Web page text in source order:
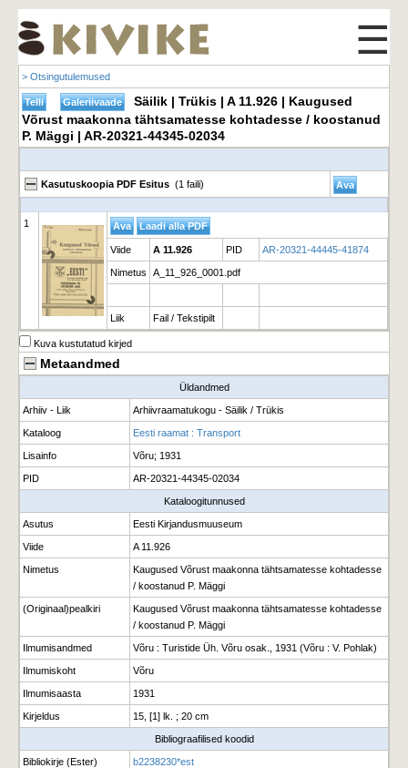
☰
> Otsingutulemused
Säilik | Trükis | A 11.926 | Kaugused
Võrust maakonna tähtsamatesse kohtadesse / koostanud
P. Mäggi | AR-20321-44345-02034
Kasutuskoopia PDF Esitus (1 faili)
1
Viide A 11.926 PID AR-20321-44445-41874
Nimetus A_11_926_0001.pdf
Liik Fail / Tekstipilt
Kuva kustutatud kirjed
Metaandmed
Üldandmed
Arhiiv - Liik Arhiivraamatukogu - Säilik / Trükis
Kataloog Eesti raamat : Transport
Lisainfo Võru; 1931
PID AR-20321-44345-02034
Kataloogitunnused
Asutus Eesti Kirjandusmuuseum
Viide A 11.926
Nimetus
Kaugused Võrust maakonna tähtsamatesse kohtadesse
/ koostanud P. Mäggi
(Originaal)pealkiri
Kaugused Võrust maakonna tähtsamatesse kohtadesse
/ koostanud P. Mäggi
Ilmumisandmed Võru : Turistide Üh. Võru osak., 1931 (Võru : V. Pohlak)
Ilmumiskoht Võru
Ilmumisaasta 1931
Kirjeldus 15, [1] lk. ; 20 cm
Bibliograafilised koodid
Bibliokirje (Ester) b2238230*est